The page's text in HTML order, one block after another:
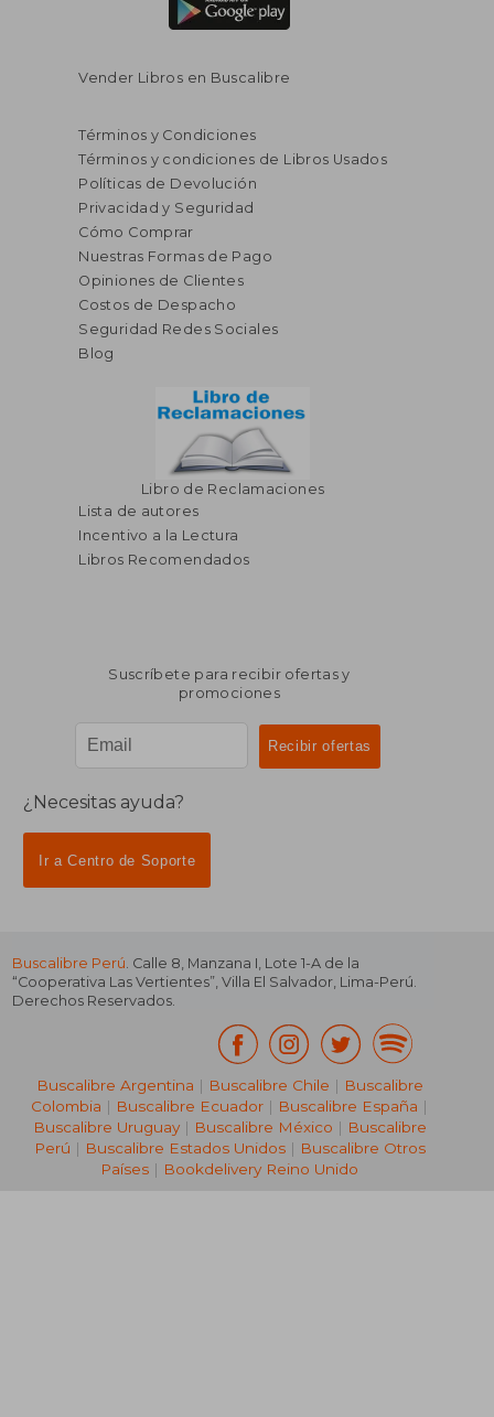
55%
dcto.
S/ 129,90
S/ 58,45
Vender Libros en Buscalibre
Términos y Condiciones
Términos y condiciones de Libros Usados
Políticas de Devolución
Privacidad y Seguridad
Cómo Comprar
Nuestras Formas de Pago
Opiniones de Clientes
Costos de Despacho
Seguridad Redes Sociales
Blog
Libro de Reclamaciones
Lista de autores
Incentivo a la Lectura
Libros Recomendados
Suscríbete para recibir ofertas y
promociones
¿Necesitas ayuda?
Ir a Centro de Soporte
Buscalibre Perú. Calle 8, Manzana I, Lote 1-A de la
“Cooperativa Las Vertientes”, Villa El Salvador, Lima-Perú.
Derechos Reservados.
Buscalibre Argentina | Buscalibre Chile | Buscalibre
Colombia | Buscalibre Ecuador | Buscalibre España |
Buscalibre Uruguay| Buscalibre México | Buscalibre
Perú | Buscalibre Estados Unidos| Buscalibre Otros
Países | Bookdelivery Reino Unido